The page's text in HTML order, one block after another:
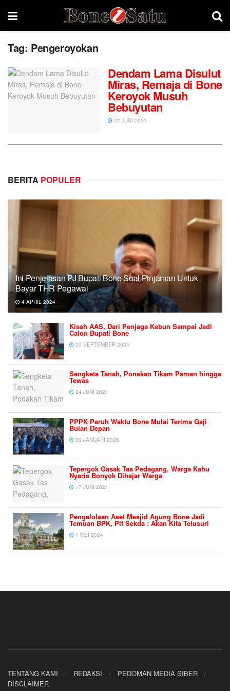
Tag: Pengeroyokan
Dendam Lama Disulut
Miras, Remaja di Bone
Keroyok Musuh
Bebuyutan
22 JUNI 2021
BERITA POPULER
Ini Penjelasan PJ Bupati Bone Soal Pinjaman Untuk
Bayar THR Pegawai
4 APRIL 2024
Kisah AAS, Dari Penjaga Kebun Sampai Jadi
Calon Bupati Bone
20 SEPTEMBER 2024
Sengketa Tanah, Ponakan Tikam Paman hingga
Tewas
24 JUNI 2021
PPPK Paruh Waktu Bone Mulai Terima Gaji
Bulan Depan
30 JANUARI 2026
Tepergok Gasak Tas Pedagang, Warga Kahu
Nyaris Bonyok Dihajar Warga
17 JUNI 2021
Pengelolaan Aset Mesjid Agung Bone Jadi
Temuan BPK, Plt Sekda : Akan Kita Telusuri
1 MEI 2024
TENTANG KAMI REDAKSI
PEDOMAN MEDIA SIBER
DISCLAIMER